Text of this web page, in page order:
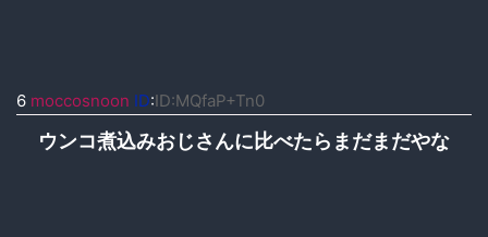
6 moccosnoon ID:ID:MQfaP+Tn0
ウンコ煮込みおじさんに比べたらまだまだやな